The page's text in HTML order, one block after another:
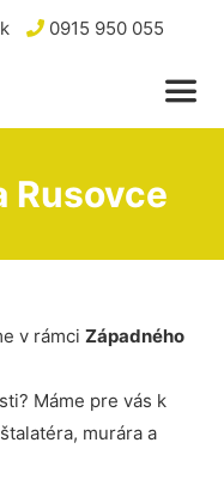
0915 950 055
Rusovce
v rámci Západného
Máme pre vás k
murára a